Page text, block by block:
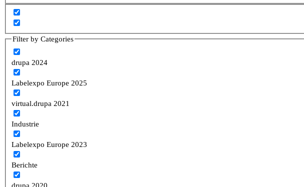
Filter by Categories
drupa 2024
Labelexpo Europe 2025
virtual.drupa 2021
Industrie
Labelexpo Europe 2023
Berichte
drupa 2020